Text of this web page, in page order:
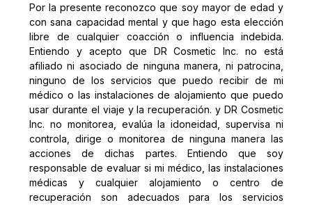
Por la presente reconozco que soy mayor de edad y
con sana capacidad mental y que hago esta elección
libre de cualquier coacción o influencia indebida.
Entiendo y acepto que DR Cosmetic Inc. no está
afiliado ni asociado de ninguna manera, ni patrocina,
ninguno de los servicios que puedo recibir de mi
médico o las instalaciones de alojamiento que puedo
usar durante el viaje y la recuperación. y DR Cosmetic
Inc. no monitorea, evalúa la idoneidad, supervisa ni
controla, dirige o monitorea de ninguna manera las
acciones de dichas partes. Entiendo que soy
responsable de evaluar si mi médico, las instalaciones
médicas y cualquier alojamiento o centro de
recuperación son adecuados para los servicios